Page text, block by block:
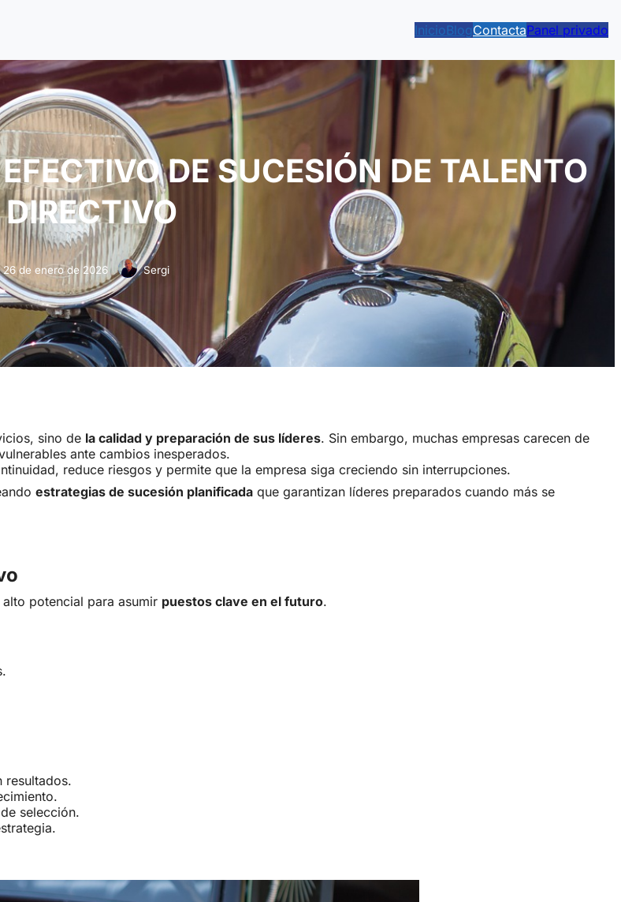
InicioBlogContactaPanel privado
DE SUCESIÓN DE TALENTO
DIRECTIVO
26 de enero de 2026 Sergi
sino de la calidad y preparación de sus líderes. Sin embargo, muchas empresas carecen de
ante cambios inesperados.
reduce riesgos y permite que la empresa siga creciendo sin interrupciones.
estrategias de sucesión planificada que garantizan líderes preparados cuando más se
potencial para asumir puestos clave en el futuro.
resultados.
selección.